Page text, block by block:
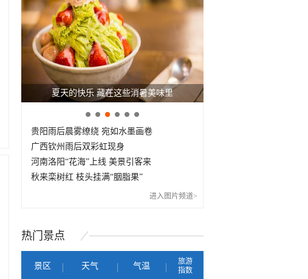
夏天的快乐 藏在这些消暑美味里
贵阳雨后晨雾缭绕 宛如水墨画卷
广西钦州雨后双彩虹现身
河南洛阳“花海”上线 美景引客来
秋来栾树红 枝头挂满“胭脂果”
进入图片频道>
热门 景点
景区 天气 气温
旅游
指数